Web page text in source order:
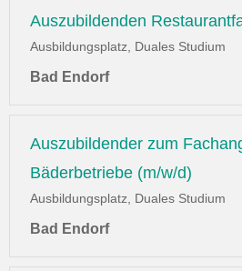
Auszubildenden
Ausbildungsplatz, Duales Studium
Bad Endorf
Auszubildender zum
Bäderbetriebe (m/w/d)
Ausbildungsplatz, Duales Studium
Bad Endorf